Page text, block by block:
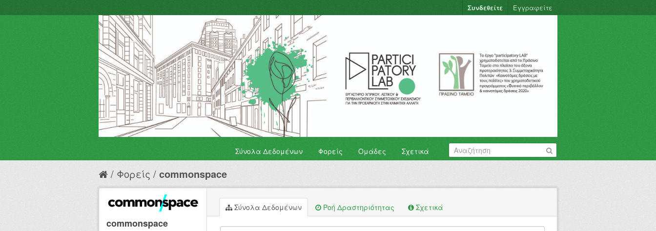
Συνδεθείτε Εγγραφείτε
Σύνολα Δεδομένων Φορείς Ομάδες Σχετικά
Φορείς commonspace
Σύνολα Δεδομένων Ροή Δραστηριότητας Σχετικά
commonspace